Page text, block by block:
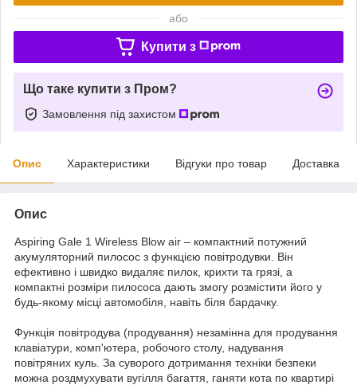
або
Купити з
Що таке купити з Пром?
Замовлення під захистом
Опис Характеристики Відгуки про товар Доставка
Опис
Aspiring Gale 1 Wireless Blow air – компактний потужний
акумуляторний пилосос з функцією повітродувки. Він
ефективно і швидко видаляє пилок, крихти та грязі, а
компактні розміри пилососа дають змогу розмістити його у
будь-якому місці автомобіля, навіть біля бардачку.
Функція повітродува (продування) незамінна для продування
клавіатури, комп'ютера, робочого столу, надування
повітряних куль. За суворого дотримання техніки безпеки
можна роздмухувати вугілля багаття, ганяти кота по квартирі